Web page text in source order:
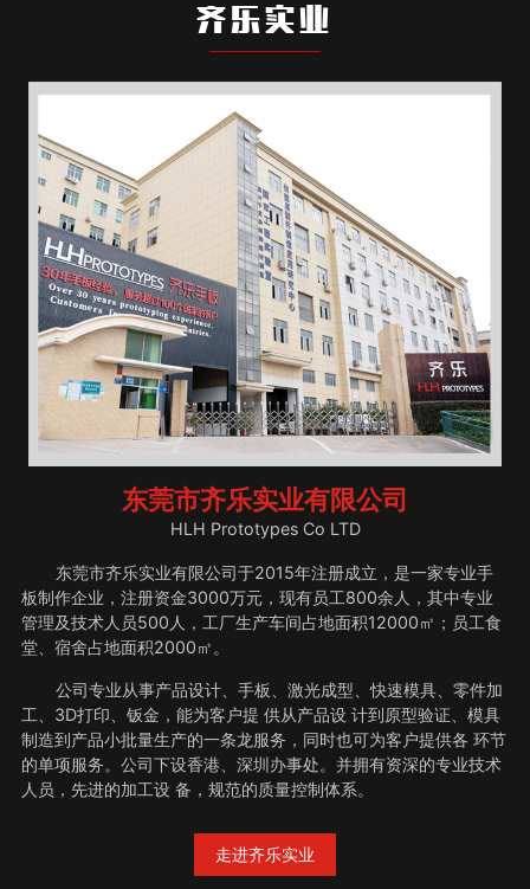
齐乐实业
东莞市齐乐实业有限公司
HLH Prototypes Co LTD
东莞市齐乐实业有限公司于2015年注册成立，是一家专业手
板制作企业，注册资金3000万元，现有员工800余人，其中专业
管理及技术人员500人，工厂生产车间占地面积12000㎡；员工食
堂、宿舍占地面积2000㎡。
公司专业从事产品设计、手板、激光成型、快速模具、零件加
工、3D打印、钣金，能为客户提 供从产品设 计到原型验证、模具
制造到产品小批量生产的一条龙服务，同时也可为客户提供各 环节
的单项服务。公司下设香港、深圳办事处。并拥有资深的专业技术
人员，先进的加工设 备，规范的质量控制体系。
走进齐乐实业